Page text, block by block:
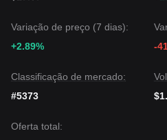
Variação de preço (7 dias):
+2.89%
-
Classificação de mercado:
#5373
Oferta total: